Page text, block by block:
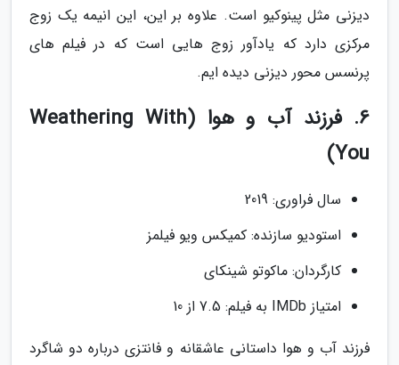
دیزنی مثل پینوکیو است. علاوه بر این، این انیمه یک زوج
مرکزی دارد که یادآور زوج هایی است که در فیلم های
پرنسس محور دیزنی دیده ایم.
6. فرزند آب و هوا (Weathering With
You)
سال فراوری: 2019
استودیو سازنده: کمیکس ویو فیلمز
کارگردان: ماکوتو شینکای
امتیاز IMDb به فیلم: 7.5 از 10
فرزند آب و هوا داستانی عاشقانه و فانتزی درباره دو شاگرد